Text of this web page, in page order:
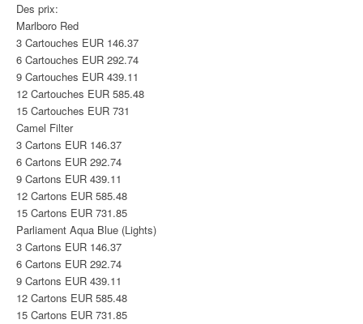
Des prix:
Marlboro Red
3 Cartouches EUR 146.37
6 Cartouches EUR 292.74
9 Cartouches EUR 439.11
12 Cartouches EUR 585.48
15 Cartouches EUR 731
Camel Filter
3 Cartons EUR 146.37
6 Cartons EUR 292.74
9 Cartons EUR 439.11
12 Cartons EUR 585.48
15 Cartons EUR 731.85
Parliament Aqua Blue (Lights)
3 Cartons EUR 146.37
6 Cartons EUR 292.74
9 Cartons EUR 439.11
12 Cartons EUR 585.48
15 Cartons EUR 731.85